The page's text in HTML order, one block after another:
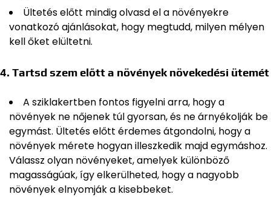
Ültetés előtt mindig olvasd el a növényekre
vonatkozó ajánlásokat, hogy megtudd, milyen mélyen
kell őket elültetni.
4. Tartsd szem előtt a növények növekedési ütemét
A sziklakertben fontos figyelni arra, hogy a
növények ne nőjenek túl gyorsan, és ne árnyékolják be
egymást. Ültetés előtt érdemes átgondolni, hogy a
növények mérete hogyan illeszkedik majd egymáshoz.
Válassz olyan növényeket, amelyek különböző
magasságúak, így elkerülheted, hogy a nagyobb
növények elnyomják a kisebbeket.